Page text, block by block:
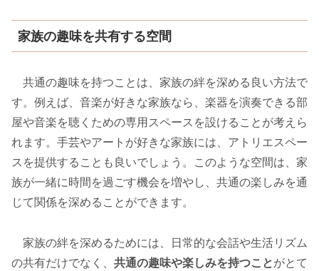
家族の趣味を共有する空間
共通の趣味を持つことは、家族の絆を深める良い方法で
す。例えば、音楽が好きな家族なら、楽器を演奏できる部
屋や音楽を聴くための専用スペースを設けることが考えら
れます。手芸やアートが好きな家族には、アトリエスペー
スを提供することも良いでしょう。このような空間は、家
族が一緒に時間を過ごす機会を増やし、共通の楽しみを通
じて関係を深めることができます。
家族の絆を深めるためには、日常的な会話や生活リズム
の共有だけでなく、 共通の趣味や楽しみを持つことがとて